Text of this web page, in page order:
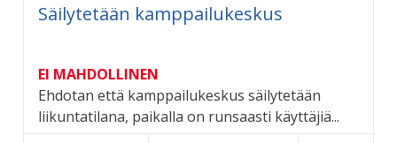
Säilytetään kamppailukeskus
EI MAHDOLLINEN
Ehdotan että kamppailukeskus säilytetään
liikuntatilana, paikalla on runsaasti käyttäjiä...